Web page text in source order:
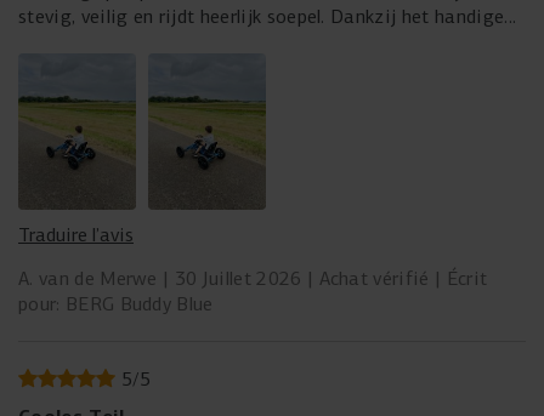
stevig, veilig en rijdt heerlijk soepel. Dankzij het handige
maakt. De verstelbare stoel is bovendien een grote plus,
omdat de skelter met je kind meegroeit.
De montage is eenvoudig en snel. De vrolijke blauwe kleur,
gereden, de BERG Buddy Blue zorgt iedere dag opnieuw
voor veel plezier.
Een absolute aanrader voor iedereen die op zoek is naar
waar kinderen jarenlang plezier van zullen hebben!
Traduire l’avis
A. van de Merwe
30 Juillet 2026 Achat vérifié
Écrit
pour: BERG Buddy Blue
5/5